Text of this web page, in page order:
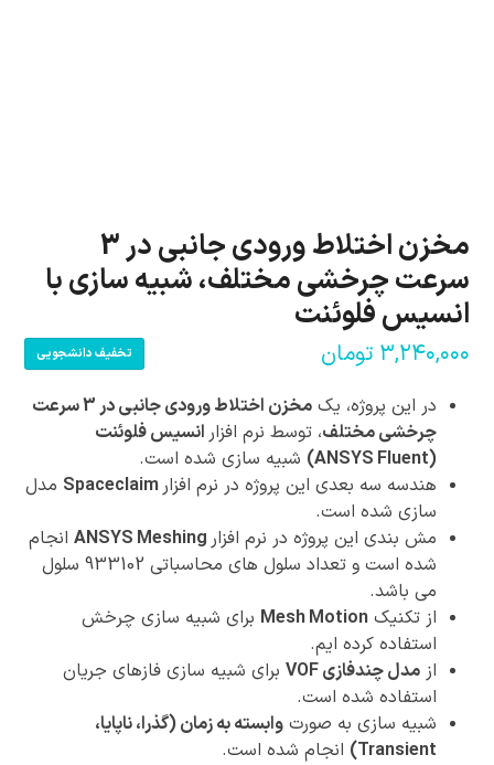
مخزن اختلاط ورودی جانبی در 3
سرعت چرخشی مختلف، شبیه سازی با
انسیس فلوئنت
۳,۲۴۰,۰۰۰ تومان تخفیف دانشجویی
در این پروژه، یک
مخزن اختلاط ورودی جانبی در 3 سرعت
چرخشی مختلف، توسط نرم افزار انسیس فلوئنت
(ANSYS Fluent)
شبیه سازی شده است.
هندسه سه بعدی این پروژه در نرم افزارSpaceclaim
مدل
سازی شده است.
مش بندی این پروژه در نرم افزار
انجام
شده است
و تعداد سلول های محاسباتی 933102 سلول
می باشد.
از تکنیکMesh Motion برای شبیه سازی چرخش
استفاده کرده ایم.
ازمدل چندفازی VOF
برای شبیه سازی فازهای جریان
استفاده شده است.
شبیه سازی به صورتوابسته به زمان (گذرا، ناپایا،
Transient) انجام شده است.